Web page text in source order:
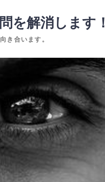
を解消します！
き合います。